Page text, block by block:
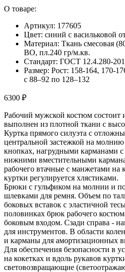
О товаре:
Артикул: 177605
Цвет: синий с васильковой
Материал: Ткань смесовая
ВО, пл.240 гр/м.кв.
Стандарт: ГОСТ 12.4.280-
Размер: Рост: 158-164, 170-
с 88–92 по 128–132
6300 ₽
Рабочий мужской костюм состоит
выполнен из плотной ткани с
Куртка прямого силуэта с
центральной застежкой на
кнопках, нагрудными карманами
нижними вместительными
рабочего втачные с манжетами
куртки регулируется хлястиками.
Брюки с гульфиком на молнии и
шлевками для ремня. Объем по
боковых вставок с эластичной
половинках брюк рабочего
боковым входом. Сзади справа -
для инструментов. В области
и карманы для амортизационных
Для обеспечения безопасности в
на кокетках и вдоль рукавов
световозвращающие